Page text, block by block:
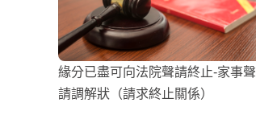
緣分已盡可向法院聲請終止-家事聲
請調解狀（請求終止關係）